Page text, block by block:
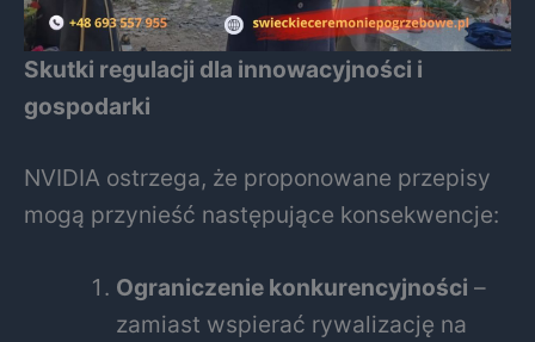
Skutki regulacji dla innowacyjności i
gospodarki
NVIDIA ostrzega, że proponowane przepisy
mogą przynieść następujące konsekwencje:
Ograniczenie konkurencyjności –
zamiast wspierać rywalizację na